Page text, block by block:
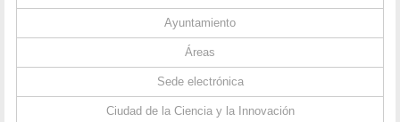
Ayuntamiento
Áreas
Sede electrónica
Ciudad de la Ciencia y la Innovación